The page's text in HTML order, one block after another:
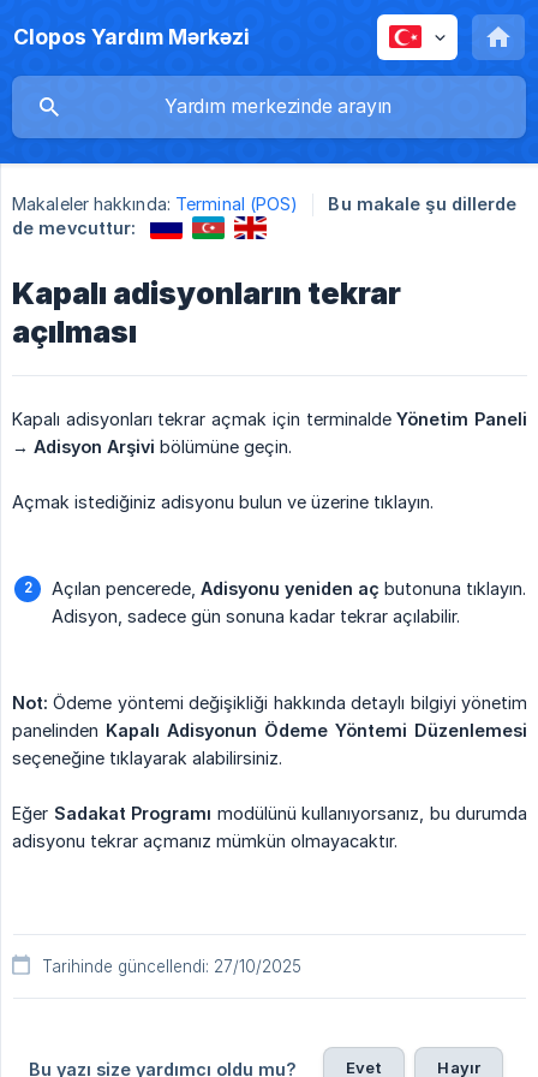
Clopos Yardım Mərkəzi
Makaleler hakkında: Terminal (POS)
Bu makale şu dillerde
de mevcuttur:
Kapalı adisyonların tekrar
açılması
Kapalı adisyonları tekrar açmak için terminaldeYönetim Paneli
→ Adisyon Arşivi bölümüne geçin.
Açmak istediğiniz adisyonu bulun ve üzerine tıklayın.
Açılan pencerede, Adisyonu yeniden aç butonuna tıklayın.
Adisyon, sadece gün sonuna kadar tekrar açılabilir.
Not: Ödeme yöntemi değişikliği hakkında detaylı bilgiyi yönetim
panelinden Kapalı Adisyonun Ödeme Yöntemi Düzenlemesi
seçeneğine tıklayarak alabilirsiniz.
Eğer Sadakat Programı modülünü kullanıyorsanız, bu durumda
adisyonu tekrar açmanız mümkün olmayacaktır.
Tarihinde güncellendi: 27/10/2025
Bu yazı size yardımcı oldu mu? Evet Hayır